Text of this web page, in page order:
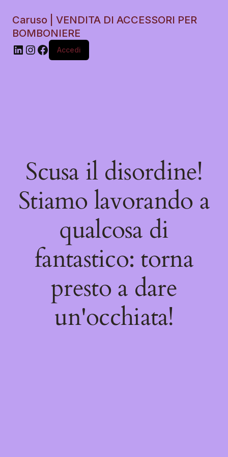
Caruso | VENDITA DI ACCESSORI PER
BOMBONIERE
Accedi
Scusa il disordine!
Stiamo lavorando a
qualcosa di
fantastico: torna
presto a dare
un'occhiata!